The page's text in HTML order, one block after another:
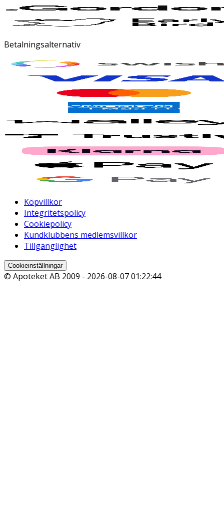
Betalningsalternativ
Köpvillkor
Integritetspolicy
Cookiepolicy
Kundklubbens medlemsvillkor
Tillgänglighet
Cookieinställningar
© Apoteket AB 2009 - 2026-08-07 01:22:44